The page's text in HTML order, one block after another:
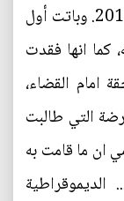
أول امرأة تنتخب رئيسة للبلاد في العام 2012. وباتت أول
كما انها فقدت
امام القضاء،
التي طالبت
ان ما قامت به